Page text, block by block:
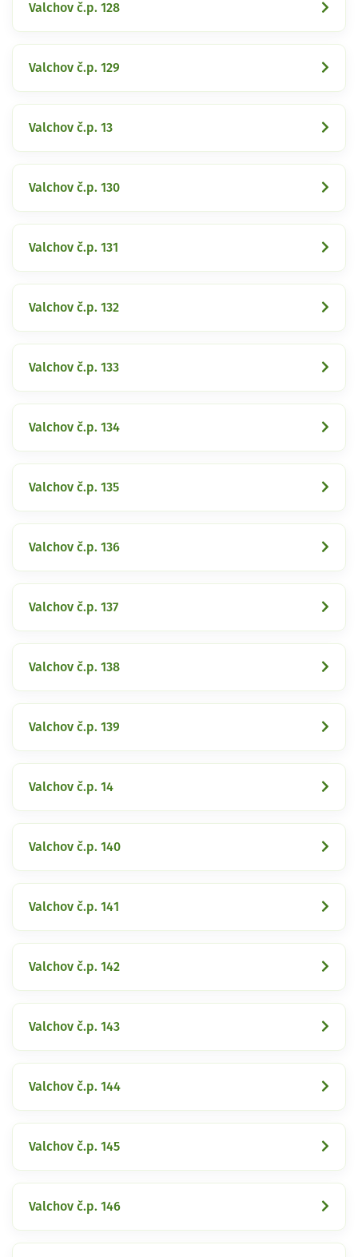
Valchov č.p. 128
Valchov č.p. 129
Valchov č.p. 13
Valchov č.p. 130
Valchov č.p. 131
Valchov č.p. 132
Valchov č.p. 133
Valchov č.p. 134
Valchov č.p. 135
Valchov č.p. 136
Valchov č.p. 137
Valchov č.p. 138
Valchov č.p. 139
Valchov č.p. 14
Valchov č.p. 140
Valchov č.p. 141
Valchov č.p. 142
Valchov č.p. 143
Valchov č.p. 144
Valchov č.p. 145
Valchov č.p. 146